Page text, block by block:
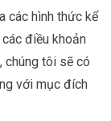
các hình thức kể
điều khoản
chúng tôi sẽ có
với mục đích